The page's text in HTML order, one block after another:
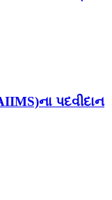
પદવીદાન